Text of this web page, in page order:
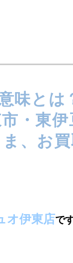
味と
・東
、お
オ伊東店で